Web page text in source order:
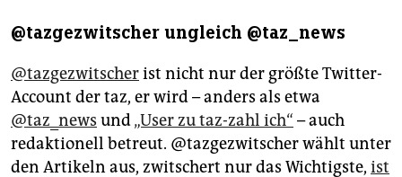
@tazgezwitscher ungleich @taz_news
@tazgezwitscherist nicht nur der größte Twitter-
Account der taz, er wird – anders als etwa
@taz_news und„User zu taz-zahl ich“ – auch
redaktionell betreut. @tazgezwitscher wählt unter
den Artikeln aus, zwitschert nur das Wichtigste, ist